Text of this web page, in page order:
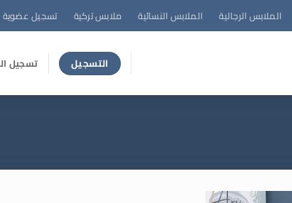
الملابس الرجالية الملابس النسائية ملابس تركية تسجيل عضوية
التسجيل تسجيل